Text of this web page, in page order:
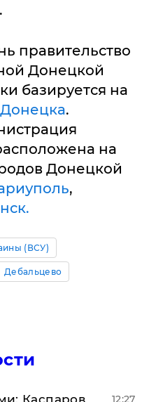
правительство
Донецкой
базируется на
.
на
Донецкой
,
(ВСУ)
Дебальцево
Каспаров 12:27